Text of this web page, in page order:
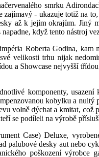
smrku
zajímavý - ukazuje totiž na
až k jejím okrajům. Jiný
když tento nástroj
Roberta Godina, kam
velikosti trhu nijak
a Showcase nejvyšší
komponenty,
kobylku a nultý
volně dýchat a kmitat, což
se podíleli na výrobě
Case) Deluxe,
palubové desky aut nebo
poškození výrobce